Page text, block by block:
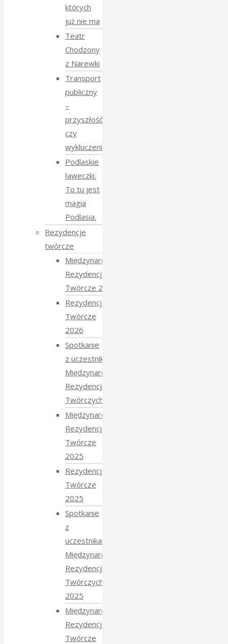
których
już nie ma
Teatr
Chodzony
z Narewki
Transport
publiczny
–
przyszłość
czy
wykluczenie?
Podlaskie
ławeczki.
To tu jest
magia
Podlasia.
Rezydencje
twórcze
Międzynarodowe
Rezydencje
Twórcze 2026
Rezydencje
Twórcze
2026
Spotkanie
z uczestnikami
Międzynarodowych
Rezydencji
Twórczych 2026
Międzynarodowe
Rezydencje
Twórcze
2025
Rezydencje
Twórcze
2025
Spotkanie
z
uczestnikami
Międzynarodowych
Rezydencji
Twórczych
2025
Międzynarodowe
Rezydencje
Twórcze